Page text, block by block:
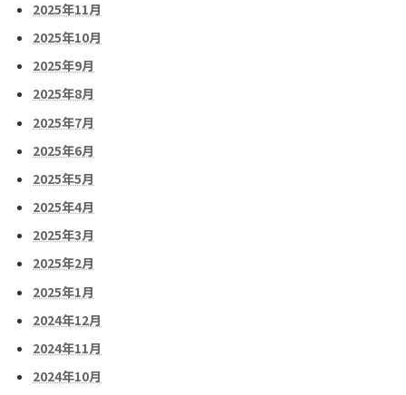
2025年11月
2025年10月
2025年9月
2025年8月
2025年7月
2025年6月
2025年5月
2025年4月
2025年3月
2025年2月
2025年1月
2024年12月
2024年11月
2024年10月